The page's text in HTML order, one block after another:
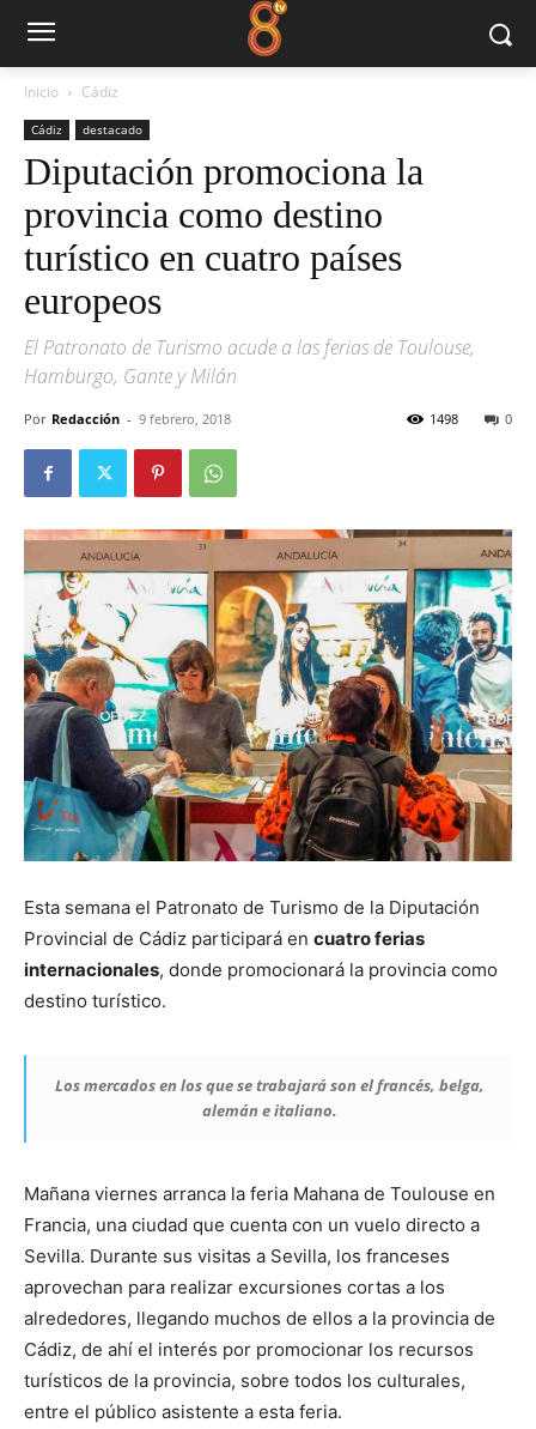
Inicio Cádiz
Cádiz destacado
Diputación promociona la
provincia como destino
turístico en cuatro países
europeos
El Patronato de Turismo acude a las ferias de Toulouse,
Hamburgo, Gante y Milán
Por Redacción - 9 febrero, 2018 0
1498
Esta semana el Patronato de Turismo de la Diputación
Provincial de Cádiz participará en cuatro ferias
internacionales, donde promocionará la provincia como
destino turístico.
Los mercados en los que se trabajará son el francés, belga,
alemán e italiano.
Mañana viernes arranca la feria Mahana de Toulouse en
Francia, una ciudad que cuenta con un vuelo directo a
Sevilla. Durante sus visitas a Sevilla, los franceses
aprovechan para realizar excursiones cortas a los
alrededores, llegando muchos de ellos a la provincia de
Cádiz, de ahí el interés por promocionar los recursos
turísticos de la provincia, sobre todos los culturales,
entre el público asistente a esta feria.